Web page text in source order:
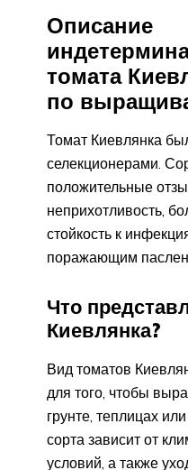
Описание
томата
по
Томат Киевлянка
селекционерами.
положительные
неприхотливость,
стойкость к
поражающим
Что
Киевлянка?
Вид томатов
для того, чтобы
грунте, теплицах
сорта зависит от
условий, а также